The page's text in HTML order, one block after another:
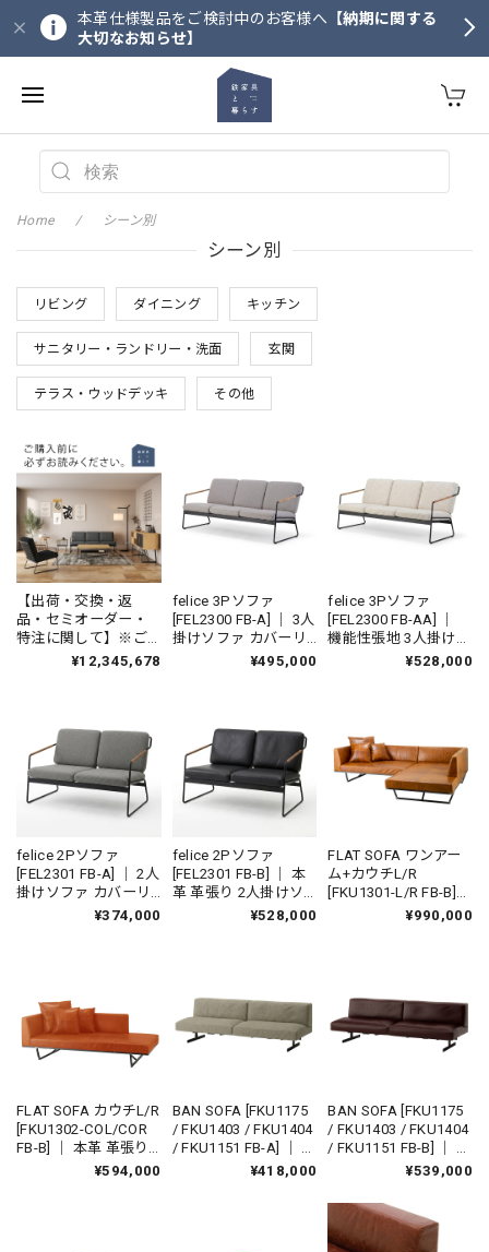
本革仕様製品をご検討中のお客様へ 【納期に関する
大切なお知らせ】
Home シーン別
シーン別
リビング ダイニング キッチン
サニタリー・ランドリー・洗面 玄関
テラス・ウッドデッキ その他
【出荷・交換・返
品・セミオーダー・
特注に関して】※ご
購入前に必ずお読み
¥12,345,678
felice 3Pソファ
[FEL2300 FB-A] ｜ 3人
掛けソファ カバーリ
ングソファ アイアン
¥495,000
felice 3Pソファ
[FEL2300 FB-AA] ｜
機能性張地 3人掛けソ
ファ カバーリングソ
¥528,000
felice 2Pソファ
[FEL2301 FB-A] ｜ 2人
掛けソファ カバーリ
ングソファ アイアン
¥374,000
felice 2Pソファ
[FEL2301 FB-B] ｜ 本
革 革張り 2人掛けソ
ファ カバーリングソ
¥528,000
FLAT SOFA ワンアー
ム+カウチL/R
[FKU1301-L/R FB-B]
｜ 本革 革張り リビン
¥990,000
FLAT SOFA カウチL/R
[FKU1302-COL/COR
FB-B] ｜ 本革 革張り
リビングソファ ロー
¥594,000
BAN SOFA [FKU1175
/ FKU1403 / FKU1404
/ FKU1151 FB-A] ｜ 3
人掛けソファ 2人掛け
¥418,000
BAN SOFA [FKU1175
/ FKU1403 / FKU1404
/ FKU1151 FB-B] ｜ 本
革 革張り 3人掛けソ
リビングソファ ロー
ソファ 国産ソファ 国
産家具
¥539,000